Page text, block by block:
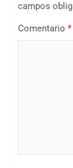
campos
Comentario *